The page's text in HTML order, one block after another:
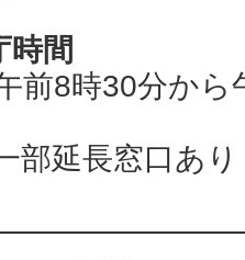
時間
前8時30分か
部延長窓口あり